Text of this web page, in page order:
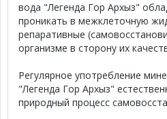
вода "Легенда Гор Архыз"
проникать в межклеточную
репаративные
организме в сторону их
Регулярное употребление
"Легенда Гор Архыз"
природный процесс